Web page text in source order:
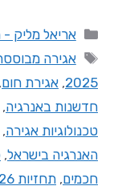
אריאל מליק -
אגירה
2025
, אגירת חום,
חדשנות באנרגיה,
טכנולוגיות אגירה,
האנרגיה בישראל,
חכמים, תחזיות 2026